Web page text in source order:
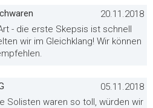
20.11.2018
- die erste Skepsis ist schnell
wir im Gleichklang! Wir können
05.11.2018
Solisten waren so toll, würden wir